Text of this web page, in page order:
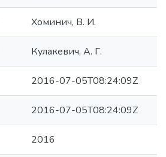
Хоминич, В. И.
Кулакевич, А. Г.
2016-07-05T08:24:09Z
2016-07-05T08:24:09Z
2016